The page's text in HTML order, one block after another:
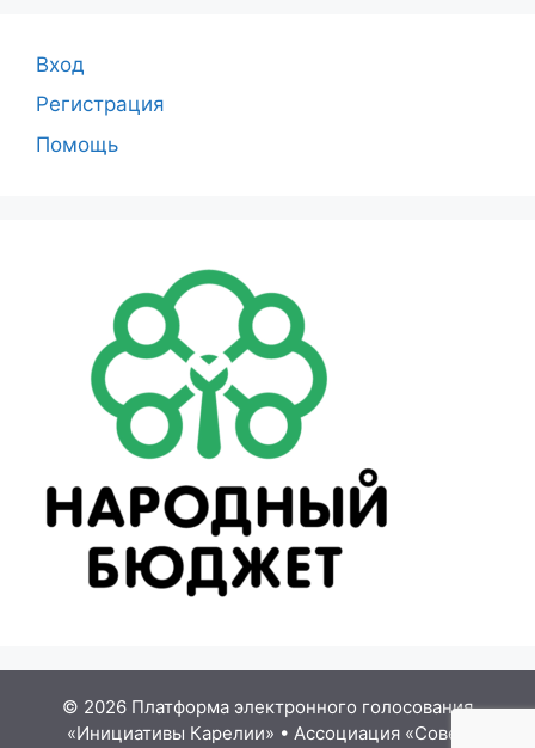
Вход
Регистрация
Помощь
© 2026 Платформа электронного голосования
«Инициативы Карелии» • Ассоциация «Совет